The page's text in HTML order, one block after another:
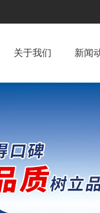
关于我们 新闻